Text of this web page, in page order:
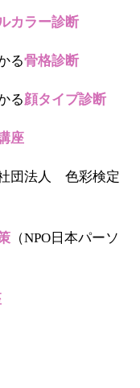
カラー診断
る骨格診断
る顔タイプ診断
座
団法人 色彩検定
（NPO日本パーソ